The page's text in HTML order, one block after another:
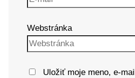
Webstránka
Uložiť moje meno, e-